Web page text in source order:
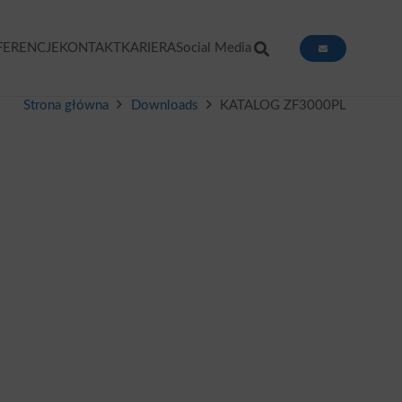
KONTAKT KARIERASocial Media
Strona główna Downloads KATALOG ZF3000PL